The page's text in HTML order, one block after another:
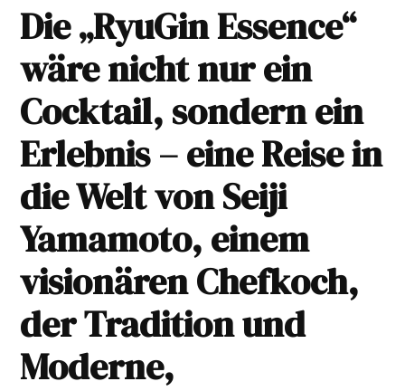
Die „RyuGin Essence“
wäre nicht nur ein
Cocktail, sondern ein
Erlebnis – eine Reise in
die Welt von Seiji
Yamamoto, einem
visionären Chefkoch,
der Tradition und
Moderne,